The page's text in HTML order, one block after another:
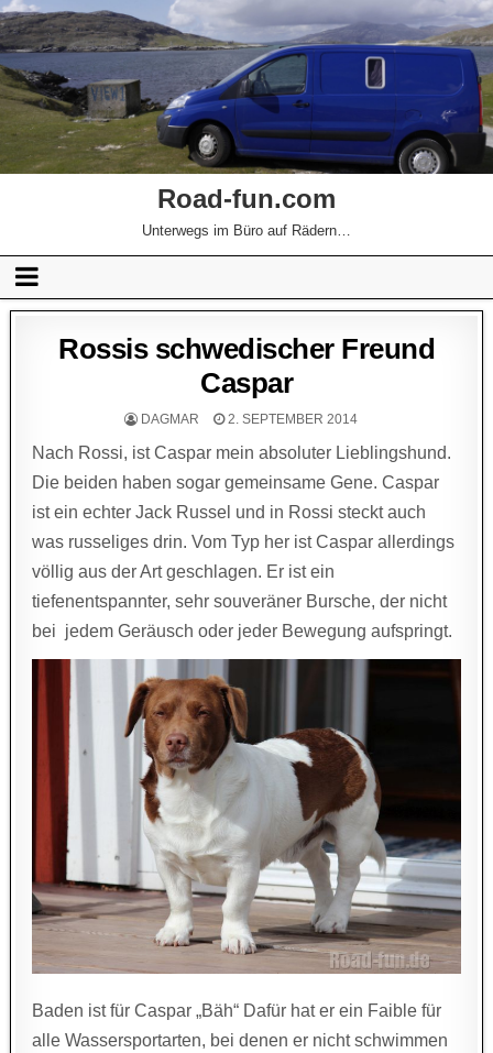
Road-fun.com
Unterwegs im Büro auf Rädern…
Rossis schwedischer Freund
Caspar
DAGMAR 2. SEPTEMBER 2014
Nach Rossi, ist Caspar mein absoluter Lieblingshund.
Die beiden haben sogar gemeinsame Gene. Caspar
ist ein echter Jack Russel und in Rossi steckt auch
was russeliges drin. Vom Typ her ist Caspar allerdings
völlig aus der Art geschlagen. Er ist ein
tiefenentspannter, sehr souveräner Bursche, der nicht
bei jedem Geräusch oder jeder Bewegung aufspringt.
Baden ist für Caspar „Bäh“ Dafür hat er ein Faible für
alle Wassersportarten, bei denen er nicht schwimmen